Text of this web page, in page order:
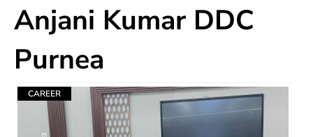
Anjani Kumar DDC
Purnea
CAREER